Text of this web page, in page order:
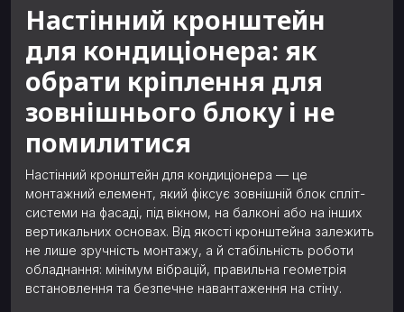
Настінний кронштейн
для кондиціонера: як
обрати кріплення для
зовнішнього блоку і не
помилитися
Настінний кронштейн для кондиціонера — це
монтажний елемент, який фіксує зовнішній блок спліт-
системи на фасаді, під вікном, на балконі або на інших
вертикальних основах. Від якості кронштейна залежить
не лише зручність монтажу, а й стабільність роботи
обладнання: мінімум вібрацій, правильна геометрія
встановлення та безпечне навантаження на стіну.